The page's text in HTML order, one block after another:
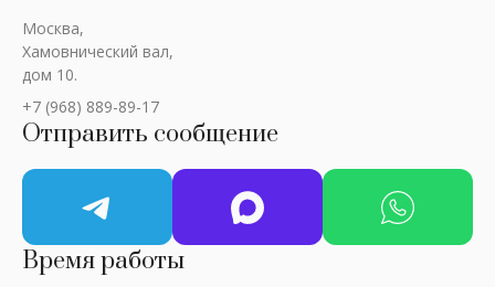
Москва,
Хамовнический вал,
дом 10.
+7 (968) 889-89-17
Отправить сообщение
Время работы